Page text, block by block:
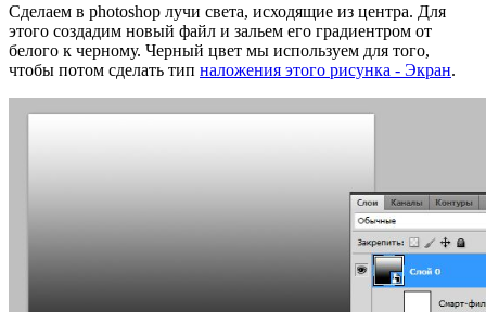
Сделаем в photoshop лучи света, исходящие из центра. Для
этого создадим новый файл и зальем его градиентром от
белого к черному. Черный цвет мы используем для того,
чтобы потом сделать тип наложения этого рисунка - Экран.